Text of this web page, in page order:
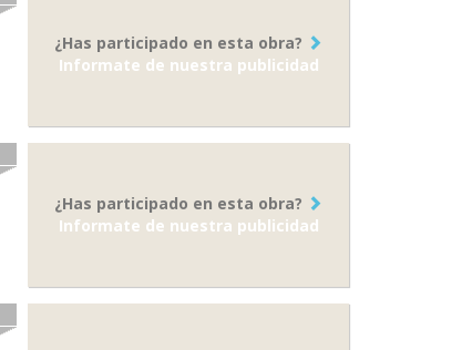
¿Has participado en esta obra?
Informate de nuestra publicidad
¿Has participado en esta obra?
Informate de nuestra publicidad